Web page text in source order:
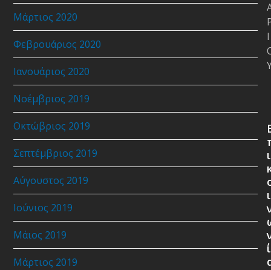
Μάρτιος 2020
Φεβρουάριος 2020
Ιανουάριος 2020
Νοέμβριος 2019
Οκτώβριος 2019
Σεπτέμβριος 2019
Αύγουστος 2019
Ιούνιος 2019
Μάιος 2019
Μάρτιος 2019
Ι
ι
ι
ί